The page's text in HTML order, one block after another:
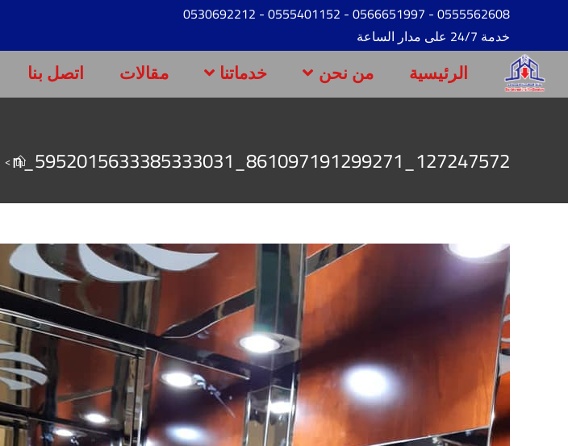
0555562608
- 0566651997
- 0555401152
- 0530692212
خدمة 24/7 على مدار الساعة
الرئيسية من نحن خدماتنا مقالات اتصل بنا
127247572_861097191299271_5952015633385333031_n
>